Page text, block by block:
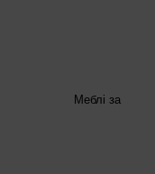
Меблі за